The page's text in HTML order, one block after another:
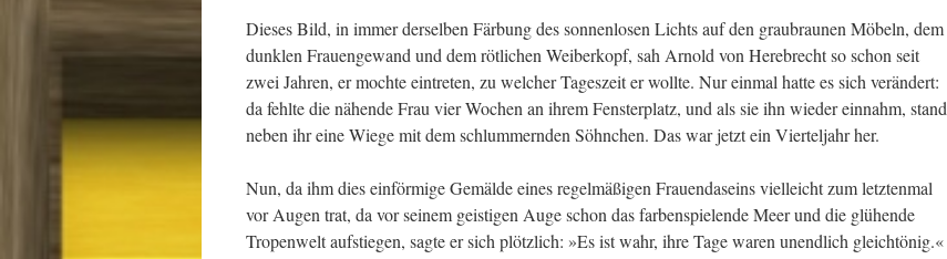
Dieses Bild, in immer derselben Färbung des sonnenlosen Lichts auf den graubraunen Möbeln, dem
dunklen Frauengewand und dem rötlichen Weiberkopf, sah Arnold von Herebrecht so schon seit
zwei Jahren, er mochte eintreten, zu welcher Tageszeit er wollte. Nur einmal hatte es sich verändert:
da fehlte die nähende Frau vier Wochen an ihrem Fensterplatz, und als sie ihn wieder einnahm, stand
neben ihr eine Wiege mit dem schlummernden Söhnchen. Das war jetzt ein Vierteljahr her.
Nun, da ihm dies einförmige Gemälde eines regelmäßigen Frauendaseins vielleicht zum letztenmal
vor Augen trat, da vor seinem geistigen Auge schon das farbenspielende Meer und die glühende
Tropenwelt aufstiegen, sagte er sich plötzlich: »Es ist wahr, ihre Tage waren unendlich gleichtönig.«